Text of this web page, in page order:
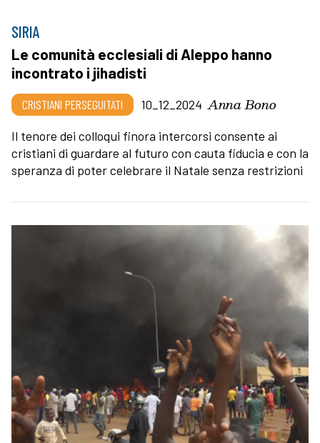
SIRIA
Le comunità ecclesiali di Aleppo hanno
incontrato i jihadisti
CRISTIANI PERSEGUITATI 10_12_2024 Anna Bono
Il tenore dei colloqui finora intercorsi consente ai
cristiani di guardare al futuro con cauta fiducia e con la
speranza di poter celebrare il Natale senza restrizioni